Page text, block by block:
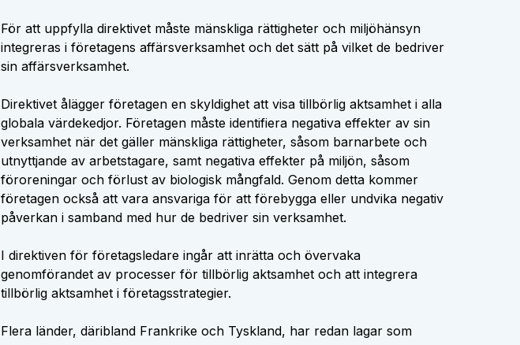
För att uppfylla direktivet måste mänskliga rättigheter och miljöhänsyn
integreras i företagens affärsverksamhet och det sätt på vilket de bedriver
sin affärsverksamhet.
Direktivet ålägger företagen en skyldighet att visa tillbörlig aktsamhet i alla
globala värdekedjor. Företagen måste identifiera negativa effekter av sin
verksamhet när det gäller mänskliga rättigheter, såsom barnarbete och
utnyttjande av arbetstagare, samt negativa effekter på miljön, såsom
föroreningar och förlust av biologisk mångfald. Genom detta kommer
företagen också att vara ansvariga för att förebygga eller undvika negativ
påverkan i samband med hur de bedriver sin verksamhet.
I direktiven för företagsledare ingår att inrätta och övervaka
genomförandet av processer för tillbörlig aktsamhet och att integrera
tillbörlig aktsamhet i företagsstrategier.
Flera länder, däribland Frankrike och Tyskland, har redan lagar som